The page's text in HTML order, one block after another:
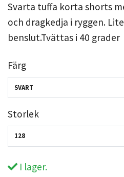
Svarta tuffa korta shorts
och dragkedja i ryggen.
benslut.Tvättas i 40 grader
Färg
SVART
Storlek
128
I lager.